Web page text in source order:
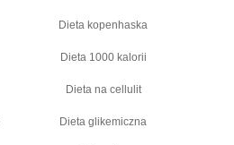
Dieta kopenhaska
Dieta 1000 kalorii
Dieta na cellulit
Dieta glikemiczna